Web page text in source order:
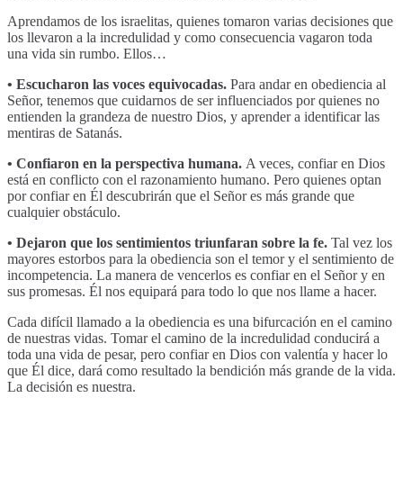
Aprendamos de los israelitas, quienes tomaron varias decisiones que
los llevaron a la incredulidad y como consecuencia vagaron toda
una vida sin rumbo. Ellos…
• Escucharon las voces equivocadas. Para andar en obediencia al
Señor, tenemos que cuidarnos de ser influenciados por quienes no
entienden la grandeza de nuestro Dios, y aprender a identificar las
mentiras de Satanás.
• Confiaron en la perspectiva humana. A veces, confiar en Dios
está en conflicto con el razonamiento humano. Pero quienes optan
por confiar en Él descubrirán que el Señor es más grande que
cualquier obstáculo.
• Dejaron que los sentimientos triunfaran sobre la fe. Tal vez los
mayores estorbos para la obediencia son el temor y el sentimiento de
incompetencia. La manera de vencerlos es confiar en el Señor y en
sus promesas. Él nos equipará para todo lo que nos llame a hacer.
Cada difícil llamado a la obediencia es una bifurcación en el camino
de nuestras vidas. Tomar el camino de la incredulidad conducirá a
toda una vida de pesar, pero confiar en Dios con valentía y hacer lo
que Él dice, dará como resultado la bendición más grande de la vida.
La decisión es nuestra.